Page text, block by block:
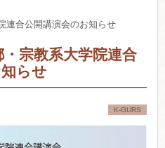
合公開講演会のお知らせ
宗教系大学院連合
らせ
K-GURS